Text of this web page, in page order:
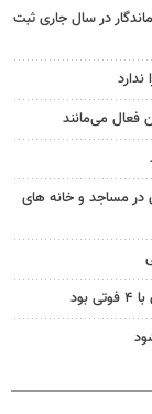
در سال جاری ثبت
فعال می‌مانند
در مساجد و خانه های